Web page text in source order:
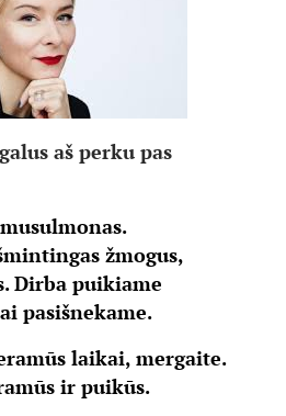
aš perku pas
žmogus,
Dirba puikiame
pasišnekame.
laikai, mergaite.
ir puikūs.